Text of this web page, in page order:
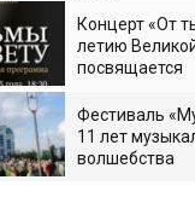
Концерт «От
летию
посвящается
Фестиваль
11 лет
волшебства